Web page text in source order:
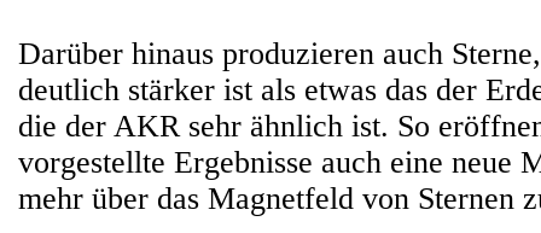
Darüber hinaus produzieren auch
deutlich stärker ist als etwas das der
die der AKR sehr ähnlich ist. So
vorgestellte Ergebnisse auch eine neue
mehr über das Magnetfeld von Sternen